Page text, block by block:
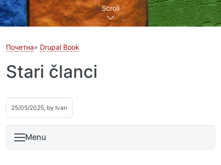
Scroll
Почетна Drupal Book
Stari članci
25/05/2025, by Ivan
Menu